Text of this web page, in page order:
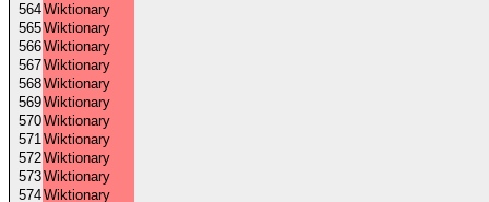
564Wiktionary
565Wiktionary
566Wiktionary
567Wiktionary
568Wiktionary
569Wiktionary
570Wiktionary
571Wiktionary
572Wiktionary
573Wiktionary
574Wiktionary